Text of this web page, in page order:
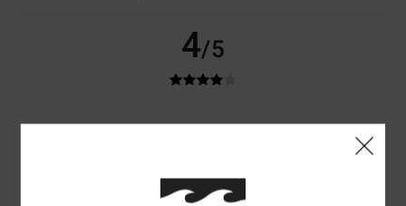
4/5
Rapport qualité / prix Taille